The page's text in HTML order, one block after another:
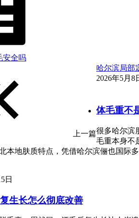
安全吗
上一篇
哈尔滨局部
2026年5月8
体毛重不
很多哈尔滨
毛重本身不
本地肤质特点，凭借哈尔滨俪也国际
日
生长怎么彻底改善